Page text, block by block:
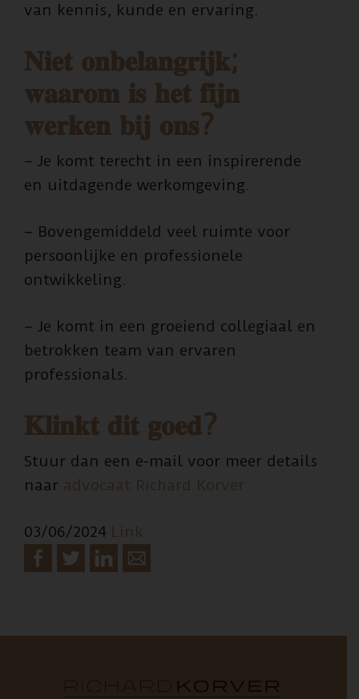
van kennis, kunde en ervaring.
𝐍𝐢𝐞𝐭 𝐨𝐧𝐛𝐞𝐥𝐚𝐧𝐠𝐫𝐢𝐣𝐤;
𝐰𝐚𝐚𝐫𝐨𝐦 𝐢𝐬 𝐡𝐞𝐭 𝐟𝐢𝐣𝐧
𝐰𝐞𝐫𝐤𝐞𝐧 𝐛𝐢𝐣 𝐨𝐧𝐬?
– Je komt terecht in een inspirerende
en uitdagende werkomgeving.
– Bovengemiddeld veel ruimte voor
persoonlijke en professionele
ontwikkeling.
– Je komt in een groeiend collegiaal en
betrokken team van ervaren
professionals.
𝐊𝐥𝐢𝐧𝐤𝐭 𝐝𝐢𝐭 𝐠𝐨𝐞𝐝?
Stuur dan een e-mail voor meer details
naar advocaat Richard Korver
03/06/2024 Link